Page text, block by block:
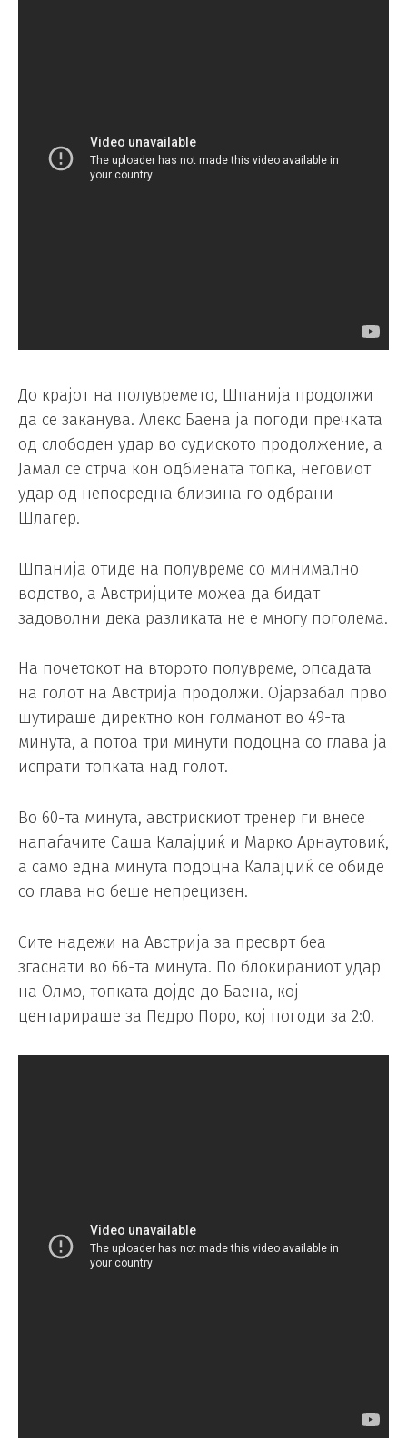
До крајот на полувремето, Шпанија продолжи
да се заканува. Алекс Баена ја погоди пречката
од слободен удар во судиското продолжение, а
Јамал се стрча кон одбиената топка, неговиот
удар од непосредна близина го одбрани
Шлагер.
Шпанија отиде на полувреме со минимално
водство, а Австријците можеа да бидат
задоволни дека разликата не е многу поголема.
На почетокот на второто полувреме, опсадата
на голот на Австрија продолжи. Ојарзабал прво
шутираше директно кон голманот во 49-та
минута, а потоа три минути подоцна со глава ја
испрати топката над голот.
Во 60-та минута, австрискиот тренер ги внесе
напаѓачите Саша Калајџиќ и Марко Арнаутовиќ,
а само една минута подоцна Калајџиќ се обиде
со глава но беше непрецизен.
Сите надежи на Австрија за пресврт беа
згаснати во 66-та минута. По блокираниот удар
на Олмо, топката дојде до Баена, кој
центарираше за Педро Поро, кој погоди за 2:0.